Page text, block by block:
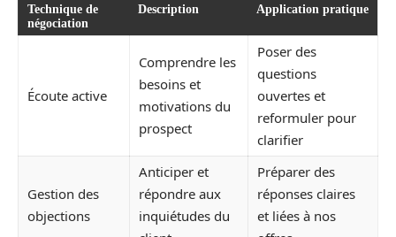
Technique de
négociation
Description Application pratique
Écoute active
Comprendre les
besoins et
motivations du
prospect
Poser des
questions
ouvertes et
reformuler pour
clarifier
Gestion des
objections
Anticiper et
répondre aux
inquiétudes du
Préparer des
réponses claires
et liées à nos